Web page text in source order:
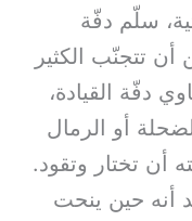
سلّم دفّة
أن تتجنّب الكثير
دفّة القيادة،
أو الرمال
أن تختار وتقود.
أنه حين ينحت